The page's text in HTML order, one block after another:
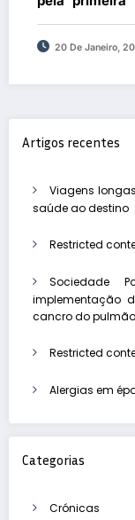
cerebrais em
20 De Janeiro,
Artigos recentes
Viagens
saúde ao destino
Restricted
Sociedade
implementação
cancro do pulmão
Restricted
Alergias em
Categorias
Crónicas